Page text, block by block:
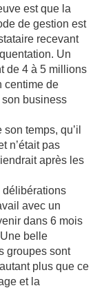
est que la
de gestion est
recevant
Un
de 4 à 5 millions
centime de
business
temps, qu’il
n’était pas
après les
délibérations
avec un
dans 6 mois
belle
groupes sont
plus que ce
et la